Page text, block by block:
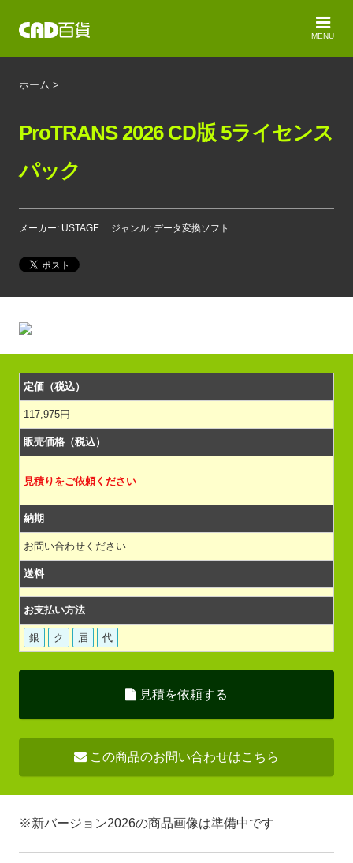
MENU
ホーム >
ProTRANS 2026 CD版 5ライセンス
パック
メーカー: USTAGE ジャンル: データ変換ソフト
定価（税込）
117,975円
販売価格（税込）
見積りをご依頼ください
納期
お問い合わせください
送料
お支払い方法
銀 ク 届 代
見積を依頼する
この商品のお問い合わせはこちら
※新バージョン2026の商品画像は準備中です